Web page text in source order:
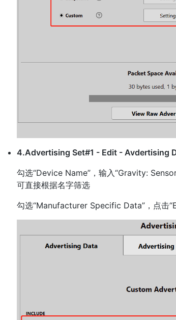
4.Advertising Set#1 - Edit - Avdertising
勾选“Device Name”，输入“Gravity:
可直接根据名字筛选
勾选“Manufacturer Specific Data”，点击